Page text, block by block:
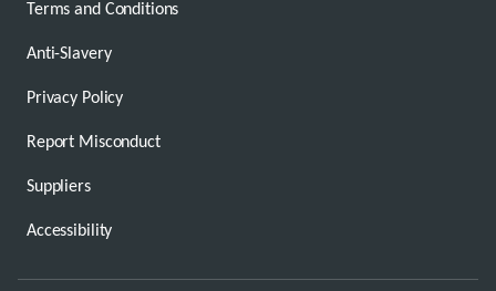
Terms and Conditions
Anti-Slavery
Privacy Policy
Report Misconduct
Suppliers
Accessibility